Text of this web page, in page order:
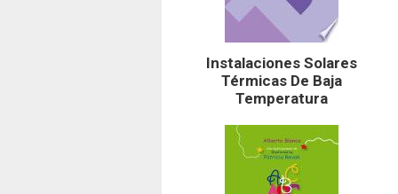
Instalaciones Solares
Térmicas De Baja
Temperatura